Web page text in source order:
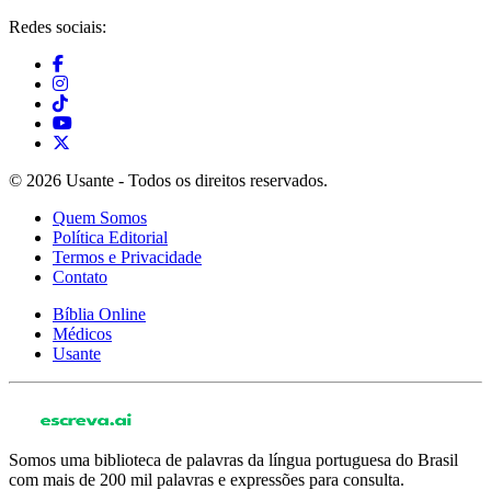
Redes sociais:
© 2026 Usante - Todos os direitos reservados.
Quem Somos
Política Editorial
Termos e Privacidade
Contato
Bíblia Online
Médicos
Usante
Somos uma biblioteca de palavras da língua portuguesa do Brasil
com mais de 200 mil palavras e expressões para consulta.